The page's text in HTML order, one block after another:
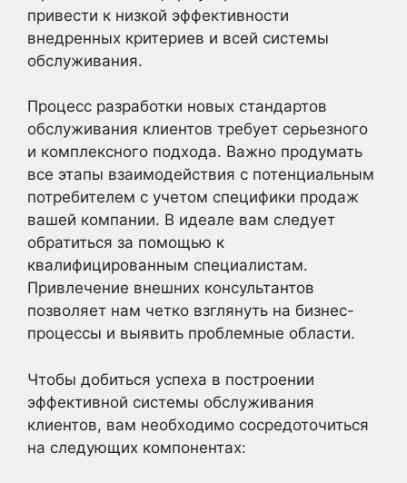
привести к низкой эффективности
внедренных критериев и всей системы
обслуживания.
Процесс разработки новых стандартов
обслуживания клиентов требует серьезного
и комплексного подхода. Важно продумать
все этапы взаимодействия с потенциальным
потребителем с учетом специфики продаж
вашей компании. В идеале вам следует
обратиться за помощью к
квалифицированным специалистам.
Привлечение внешних консультантов
позволяет нам четко взглянуть на бизнес-
процессы и выявить проблемные области.
Чтобы добиться успеха в построении
эффективной системы обслуживания
клиентов, вам необходимо сосредоточиться
на следующих компонентах: